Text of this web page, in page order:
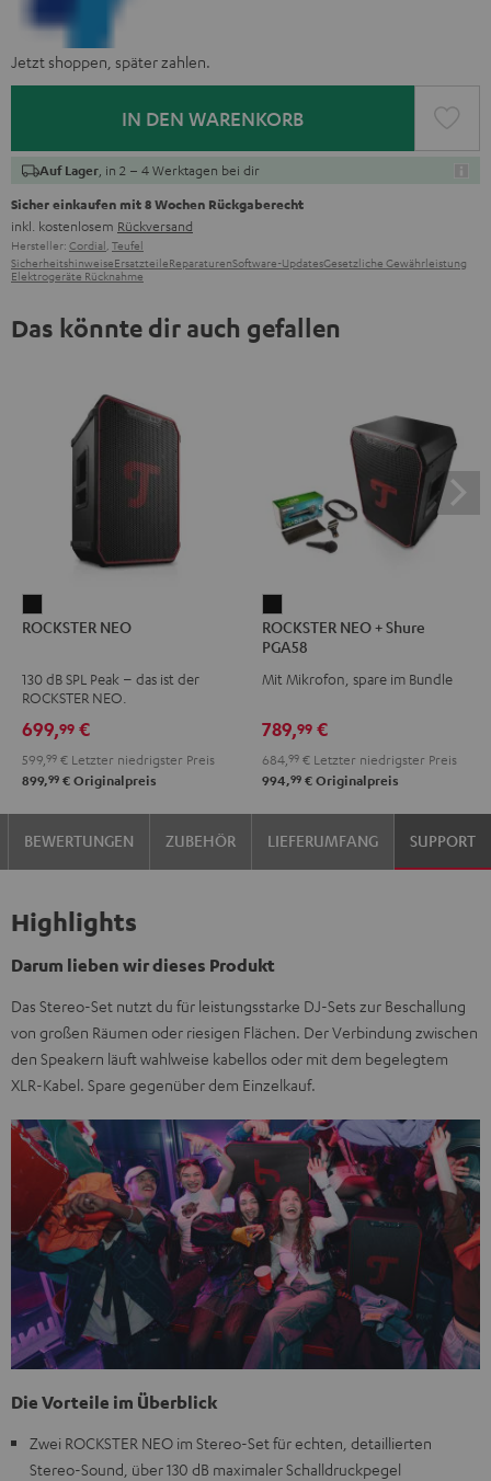
Jetzt shoppen, später zahlen.
IN DEN WARENKORB
Auf Lager , in 2 – 4 Werktagen bei dir
Sicher einkaufen mit 8 Wochen Rückgaberecht
inkl. kostenlosem Rückversand
Hersteller: Cordial, Teufel
SicherheitshinweiseErsatzteileReparaturenSoftware-UpdatesGesetzliche Gewährleistung
Elektrogeräte Rücknahme
Das könnte dir auch gefallen
NEO
ROCKSTER NEO
130 dB SPL Peak – das ist der
ROCKSTER NEO.
699,99 €
599, 99 € Letzter niedrigster Preis
899,99 € Originalpreis
NEO
+
Shure
Schwarz
ROCKSTER NEO + Shure
PGA58
Mit Mikrofon, spare im Bundle
789,99 €
684, 99 € Letzter niedrigster Preis
994,99 € Originalpreis
BEWERTUNGEN ZUBEHÖR LIEFERUMFANG SUPPORT
Highlights
Darum lieben wir dieses Produkt
Das Stereo-Set nutzt du für leistungsstarke DJ-Sets zur Beschallung
von großen Räumen oder riesigen Flächen. Der Verbindung zwischen
den Speakern läuft wahlweise kabellos oder mit dem begelegtem
XLR-Kabel. Spare gegenüber dem Einzelkauf.
Die Vorteile im Überblick
Zwei ROCKSTER NEO im Stereo-Set für echten, detaillierten
Stereo-Sound, über 130 dB maximaler Schalldruckpegel